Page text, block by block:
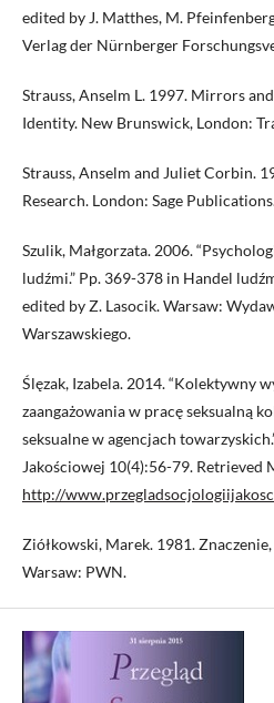
edited by J. Matthes, M.
Verlag der Nürnberger
Strauss, Anselm L. 1997. Mirrors
Identity. New Brunswick, London:
Strauss, Anselm and Juliet Corbin.
Research. London: Sage
Szulik, Małgorzata. 2006.
ludźmi.” Pp. 369-378 in Handel
edited by Z. Lasocik. Warsaw:
Warszawskiego.
Ślęzak, Izabela. 2014. “Kolektywny
zaangażowania w pracę seksualną
seksualne w agencjach
Jakościowej 10(4):56-79. Retrieved
http://
Ziółkowski, Marek. 1981.
Warsaw: PWN.